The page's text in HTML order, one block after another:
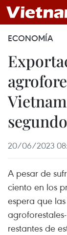
ECONOMÍA
20/06/2023
A pesar de
ciento en los
espera que
restantes de